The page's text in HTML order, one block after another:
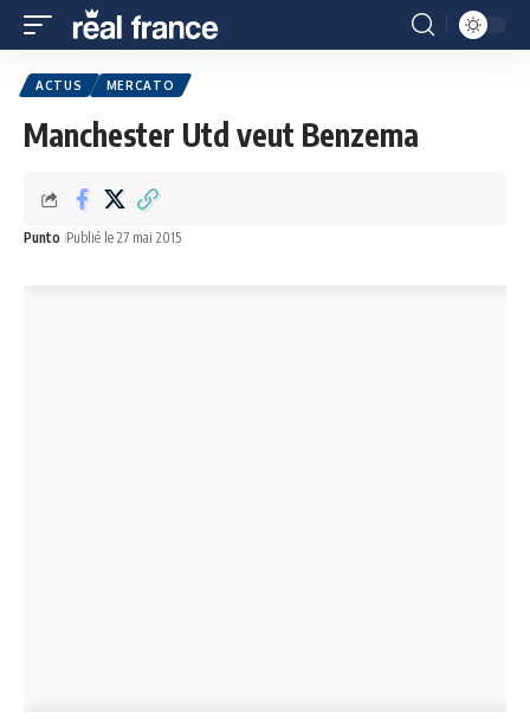
ACTUS MERCATO
Manchester Utd veut Benzema
Punto Publié le 27 mai 2015